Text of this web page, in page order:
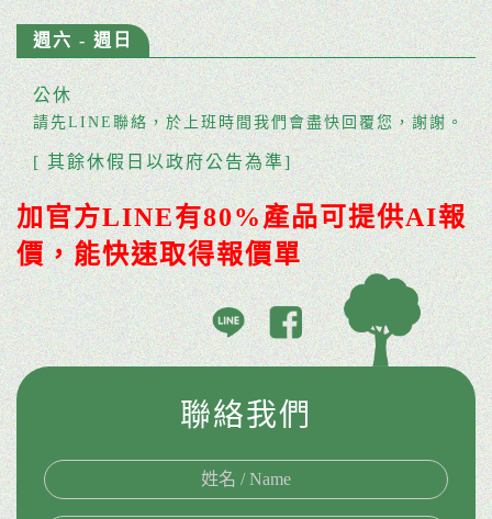
週六 - 週日
公休
請先LINE聯絡，於上班時間我們會盡快回覆您，謝謝。
[ 其餘休假日以政府公告為準]
加官方LINE有80%產品可提供AI報
價，能快速取得報價單
聯絡我們